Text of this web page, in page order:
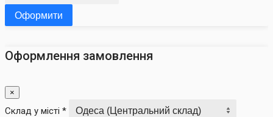
Оформити
Оформлення замовлення
×
Склад у місті *